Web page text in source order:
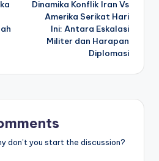
Dinamika Konflik Iran Vs
Amerika Serikat Hari
Ini: Antara Eskalasi
Militer dan Harapan
Diplomasi
don’t you start the discussion?